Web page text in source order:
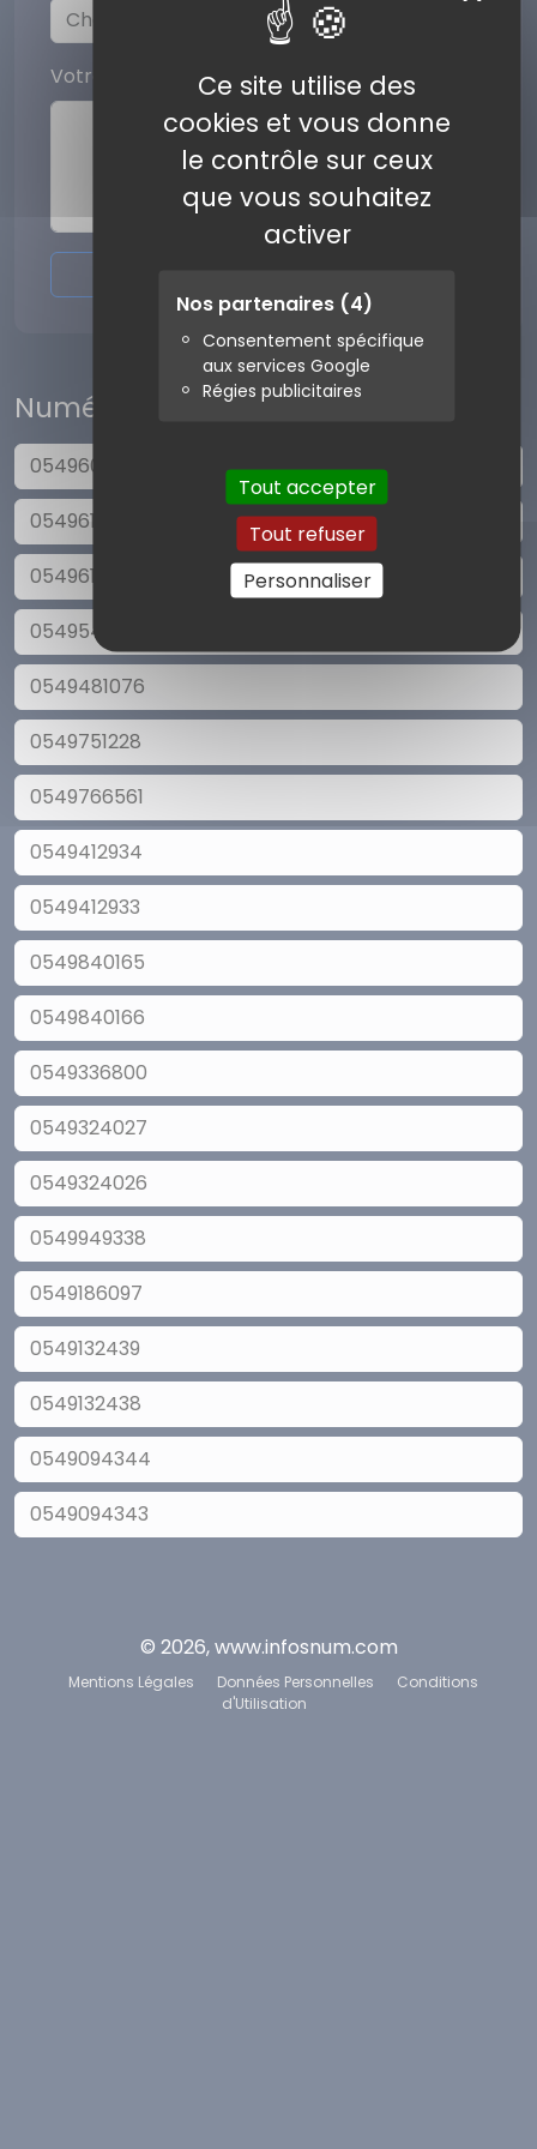
Ce site utilise des
cookies et vous donne
le contrôle sur ceux
que vous souhaitez
activer
Nos partenaires (4)
Consentement spécifique
aux services Google
Régies publicitaires
Tout accepter
Tout refuser
Personnaliser
Votre commentaire
Numéros similaires
0549606510
0549614085
0549614086
0549548652
0549481076
0549751228
0549766561
0549412934
0549412933
0549840165
0549840166
0549336800
0549324027
0549324026
0549949338
0549186097
0549132439
0549132438
0549094344
0549094343
© 2026, www.infosnum.com
Mentions Légales Données Personnelles
Conditions
d'Utilisation